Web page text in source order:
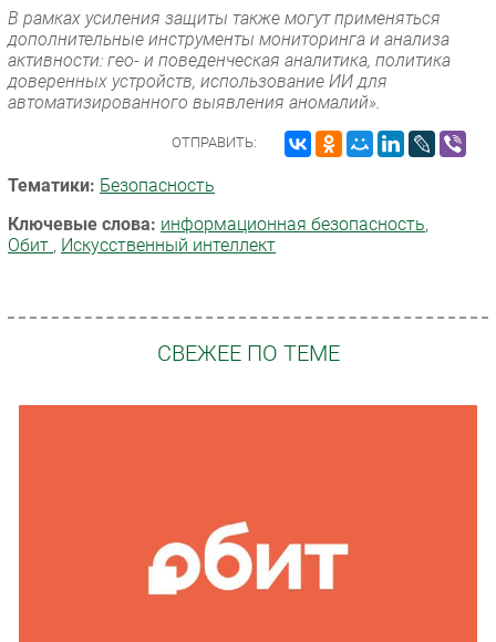
В рамках усиления защиты также могут применяться
дополнительные инструменты мониторинга и анализа
активности: гео- и поведенческая аналитика, политика
доверенных устройств, использование ИИ для
автоматизированного выявления аномалий».
ОТПРАВИТЬ:
Тематики: Безопасность
Ключевые слова: информационная безопасность,
Обит , Искусственный интеллект
СВЕЖЕЕ ПО ТЕМЕ